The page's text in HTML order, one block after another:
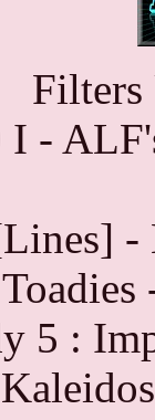
I -
-
Toadies
5 :